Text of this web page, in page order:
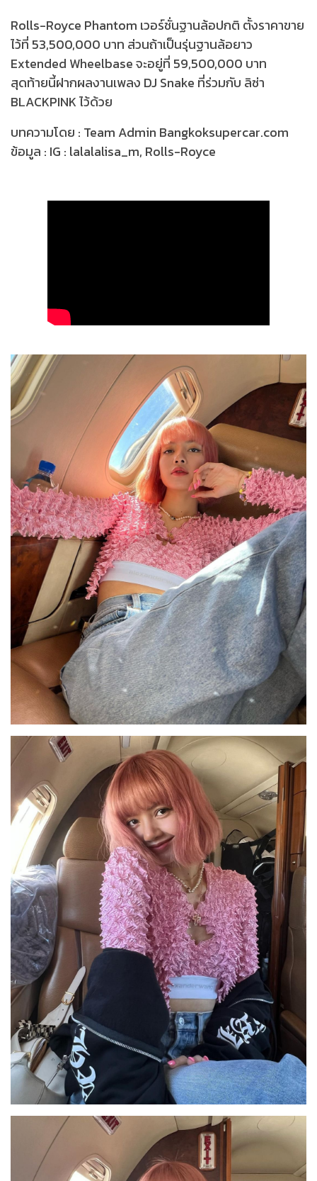
Rolls-Royce Phantom เวอร์ชั่นฐานล้อปกติ ตั้งราคาขาย
ไว้ที่ 53,500,000 บาท ส่วนถ้าเป็นรุ่นฐานล้อยาว
Extended Wheelbase จะอยู่ที่ 59,500,000 บาท
สุดท้ายนี้ฝากผลงานเพลง DJ Snake ที่ร่วมกับ ลิซ่า
BLACKPINK ไว้ด้วย
บทความโดย : Team Admin Bangkoksupercar.com
ข้อมูล : IG : lalalalisa_m, Rolls-Royce